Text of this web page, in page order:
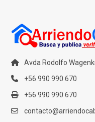
Avda Rodolfo
+56 990 990 670
+56 990 990 670